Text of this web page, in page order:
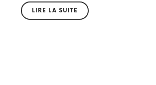
LIRE LA SUITE